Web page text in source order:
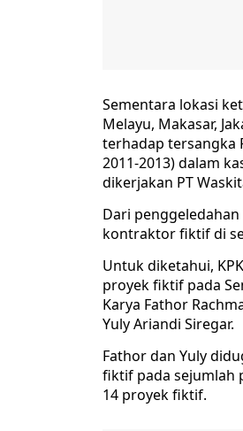
Sementara lokasi
Melayu, Makasar,
terhadap tersangka
2011-2013) dalam
dikerjakan PT
Dari
kontraktor fiktif di
Untuk diketahui,
proyek fiktif pada
Karya Fathor
Yuly Ariandi Siregar.
Fathor dan Yuly
fiktif pada sejumlah
14 proyek fiktif.